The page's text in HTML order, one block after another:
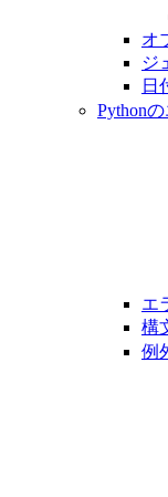
オ
ジ
日
Python
エ
構
例